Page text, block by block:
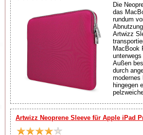
Die
das
rundum
Artwizz
MacBook
Außen
durch
modernes
hingegen
Artwizz Neoprene Sleeve für Apple iPad